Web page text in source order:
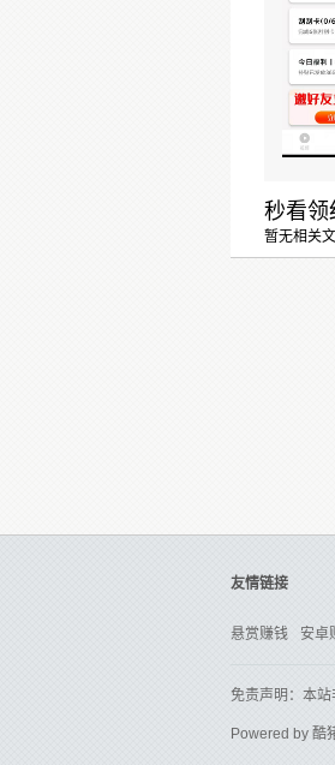
秒看领
暂无相关
友情链接
悬赏赚钱 安卓
免责声明：本
Powered by 酷